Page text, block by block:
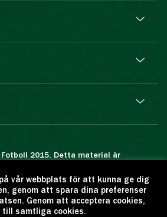
Fotboll 2015. Detta material är
annan kopiering är förbjuden.
gärna men ange källan:
Ansvarig utgivare:
vår webbplats för att kunna ge dig
genom att spara dina preferenser
Genom att acceptera cookies,
till samtliga cookies.